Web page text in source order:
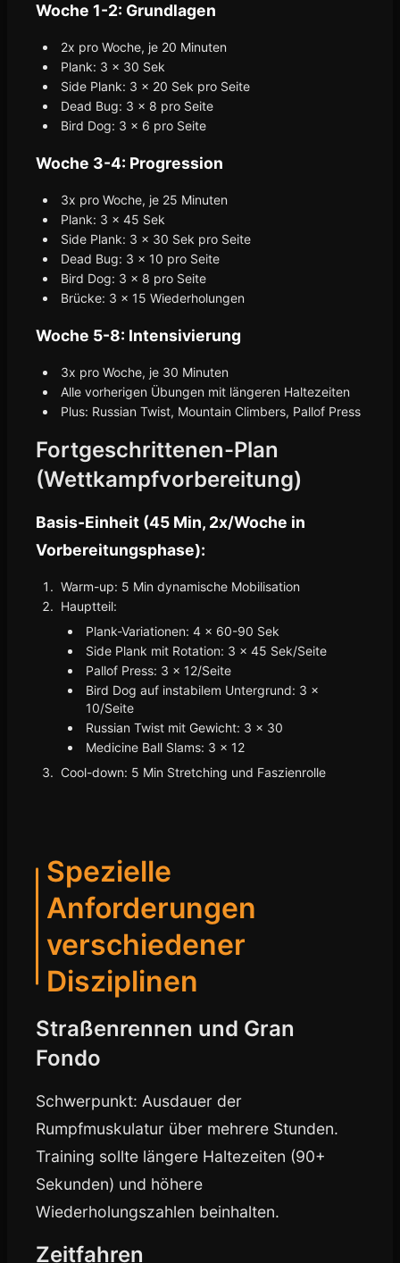
Woche 1-2: Grundlagen
2x pro Woche, je 20 Minuten
Plank: 3 x 30 Sek
Side Plank: 3 x 20 Sek pro Seite
Dead Bug: 3 x 8 pro Seite
Bird Dog: 3 x 6 pro Seite
Woche 3-4: Progression
3x pro Woche, je 25 Minuten
Plank: 3 x 45 Sek
Side Plank: 3 x 30 Sek pro Seite
Dead Bug: 3 x 10 pro Seite
Bird Dog: 3 x 8 pro Seite
Brücke: 3 x 15 Wiederholungen
Woche 5-8: Intensivierung
3x pro Woche, je 30 Minuten
Alle vorherigen Übungen mit längeren Haltezeiten
Plus: Russian Twist, Mountain Climbers, Pallof Press
Fortgeschrittenen-Plan
(Wettkampfvorbereitung)
Basis-Einheit (45 Min, 2x/Woche in
Vorbereitungsphase):
Warm-up: 5 Min dynamische Mobilisation
Hauptteil:
Plank-Variationen: 4 x 60-90 Sek
Side Plank mit Rotation: 3 x 45 Sek/Seite
Pallof Press: 3 x 12/Seite
Bird Dog auf instabilem Untergrund: 3 x
10/Seite
Russian Twist mit Gewicht: 3 x 30
Medicine Ball Slams: 3 x 12
Cool-down: 5 Min Stretching und Faszienrolle
Spezielle
Anforderungen
verschiedener
Disziplinen
Straßenrennen und Gran
Fondo
Schwerpunkt: Ausdauer der
Rumpfmuskulatur über mehrere Stunden.
Training sollte längere Haltezeiten (90+
Sekunden) und höhere
Wiederholungszahlen beinhalten.
Zeitfahren